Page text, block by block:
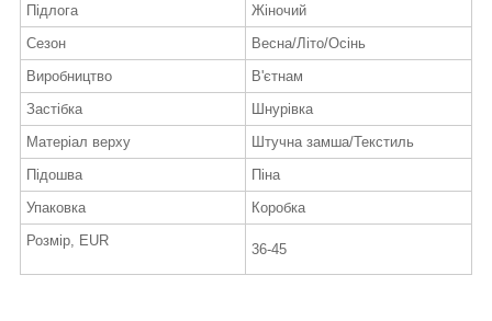
Підлога
Жіночий
Сезон
Весна/Літо/Осінь
Виробництво
В'єтнам
Застібка
Шнурівка
Матеріал верху
Штучна замша/Текстиль
Підошва
Піна
Упаковка
Коробка
Розмір, EUR
36-45